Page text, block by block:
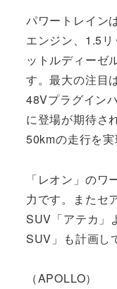
パワートレイン
エンジン、1.5
ットルディーゼ
す。最大の注目
48Vプラグイン
に登場が期待さ
50kmの走行を実
「レオン」の
力です。またセ
SUV「アテカ」
SUV」も計画し
（APOLLO）